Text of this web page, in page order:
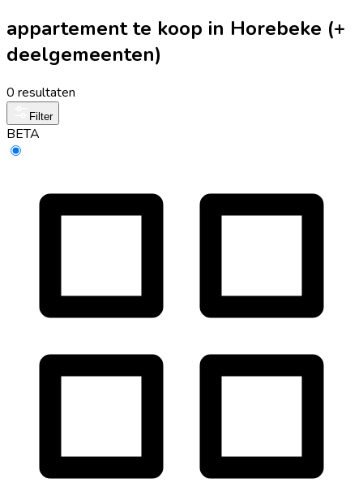
appartement te koop in Horebeke (+
deelgemeenten)
0 resultaten
Filter
BETA